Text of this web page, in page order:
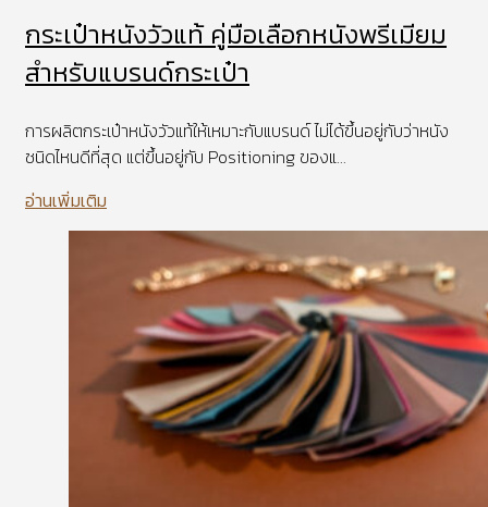
กระเป๋าหนังวัวแท้ คู่มือเลือกหนังพรีเมียม
สำหรับแบรนด์กระเป๋า
การผลิตกระเป๋าหนังวัวแท้ให้เหมาะกับแบรนด์ ไม่ได้ขึ้นอยู่กับว่าหนัง
ชนิดไหนดีที่สุด แต่ขึ้นอยู่กับ Positioning ของแ...
อ่านเพิ่มเติม